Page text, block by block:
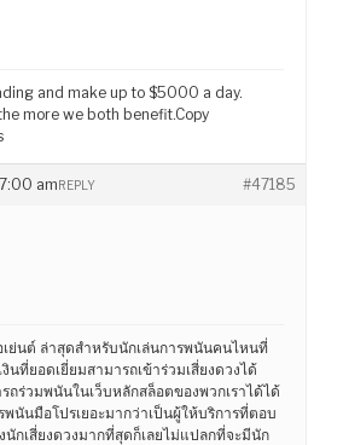
and make up to $5000 a day.
more we both benefit.Copy
am #47185
REPLY
เย่นต์ ล่าสุดสำหรับนักเล่นการพนันคนไหนที่
นที่ยอดเยี่ยมสามารถเข้าร่วมเสี่ยงดวงได้
ถร่วมพนันในเว็บหลักสล็อตของพวกเราได้ได้
นันมือโปรเยอะมากว่าเป็นผู้ให้บริการที่ตอบ
กเสี่ยงดวงมากที่สุดก็เลยไม่แปลกที่จะมีนัก